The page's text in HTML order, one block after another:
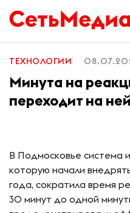
ТЕХНОЛОГИИ
Минута на
переходит на
В Подмосковье система
которую начали
года, сократила время
30 минут до одной